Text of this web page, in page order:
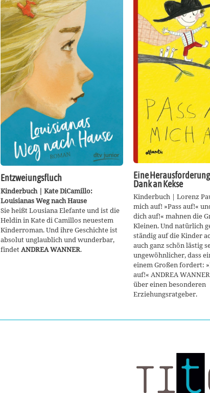
Entzweiungsfluch
Kinderbuch | Kate DiCamillo:
Louisianas Weg nach Hause
Sie heißt Lousiana Elefante und ist die
Heldin in Kate di Camillos neuestem
Kinderroman. Und ihre Geschichte ist
absolut unglaublich und wunderbar,
findet ANDREA WANNER.
Eine
Dank an Kekse
Kinderbuch | Lorenz
mich auf! »Pass auf!«
dich auf!« mahnen die
Kleinen. Und natürlich
ständig auf die Kinder
auch ganz schön lästig
ungewöhnlicher, dass
einem Großen fordert:
auf!« ANDREA
über einen besonderen
Erziehungsratgeber.